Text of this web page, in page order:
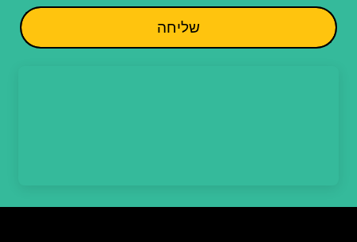
שליחה